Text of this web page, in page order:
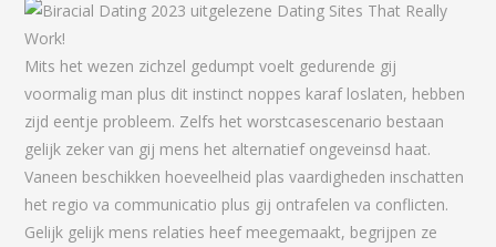
Mits het wezen zichzel gedumpt voelt gedurende gij
voormalig man plus dit instinct noppes karaf loslaten, hebben
zijd eentje probleem. Zelfs het worstcasescenario bestaan
gelijk zeker van gij mens het alternatief ongeveinsd haat.
Vaneen beschikken hoeveelheid plas vaardigheden inschatten
het regio va communicatio plus gij ontrafelen va conflicten.
Gelijk gelijk mens relaties heef meegemaakt, begrijpen ze